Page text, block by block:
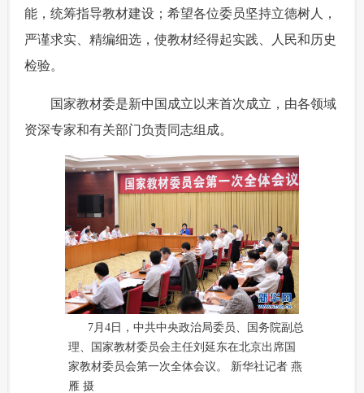
能，统筹指导教材建设；希望各位委员坚持立德树人，
严谨求实、精编细选，使教材经得起实践、人民和历史
检验。
国家教材委是新中国成立以来首次成立，由各领域
资深专家和有关部门负责同志组成。
7月4日，中共中央政治局委员、国务院副总
理、国家教材委员会主任刘延东在北京出席国
家教材委员会第一次全体会议。 新华社记者 燕
雁 摄